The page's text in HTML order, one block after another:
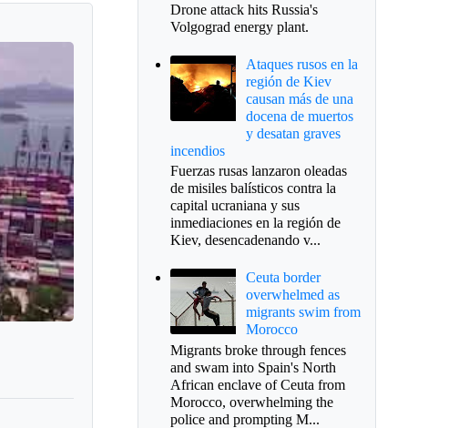
Drone attack hits Russia's
Volgograd energy plant.
Ataques rusos en la
región de Kiev
causan más de una
docena de muertos
y desatan graves
incendios
Fuerzas rusas lanzaron oleadas
de misiles balísticos contra la
capital ucraniana y sus
inmediaciones en la región de
Kiev, desencadenando v...
Ceuta border
overwhelmed as
migrants swim from
Morocco
Migrants broke through fences
and swam into Spain's North
African enclave of Ceuta from
Morocco, overwhelming the
police and prompting M...